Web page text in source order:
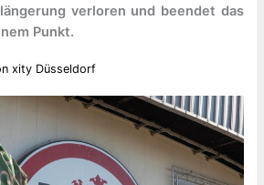
verloren und beendet das
Punkt.
xity Düsseldorf